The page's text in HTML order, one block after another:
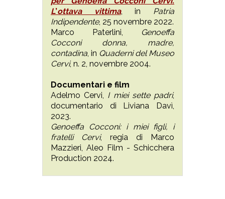
L’ottava vittima, in Patria
Indipendente, 25 novembre 2022.
Marco Paterlini,
Genoeffa
Cocconi donna, madre,
contadina, in Quaderni del Museo
Cervi, n. 2, novembre 2004.
Documentari e film
Adelmo Cervi, I miei sette padri,
documentario di Liviana Davì,
2023.
Genoeffa Cocconi: i miei figli, i
fratelli Cervi, regia di Marco
Mazzieri, Aleo Film - Schicchera
Production 2024.